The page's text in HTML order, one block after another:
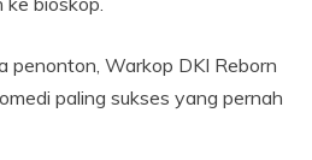
penonton, Warkop DKI Reborn
paling sukses yang pernah